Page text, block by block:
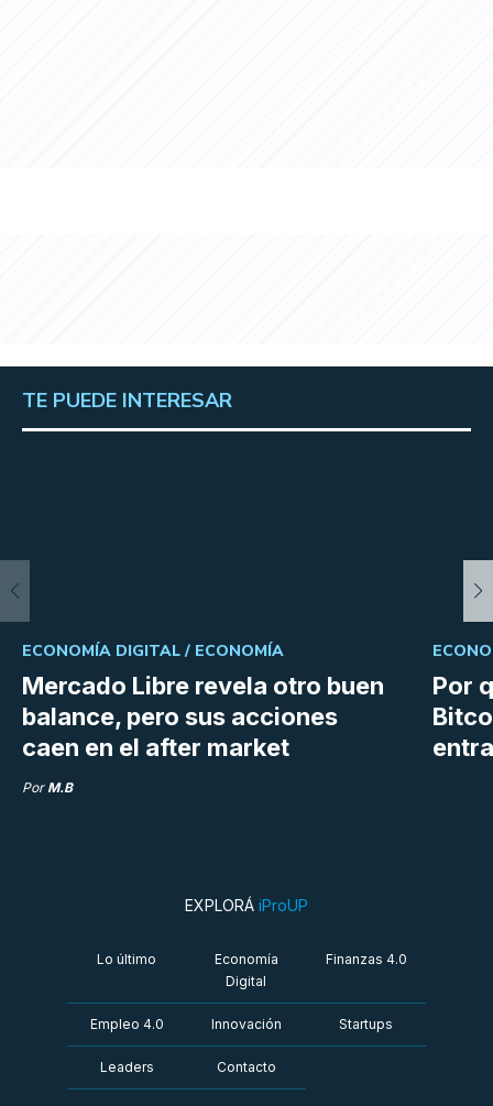
TE PUEDE INTERESAR
Mercado Libre revela otro buen
balance, pero sus acciones
caen en el after market
ECONOMÍA DIGITAL / ECONOMÍA
Por M.B
Por
EXPLORÁ iProUP
Lo último
Economía
Digital
Finanzas 4.0
Empleo 4.0 Innovación Startups
Leaders Contacto